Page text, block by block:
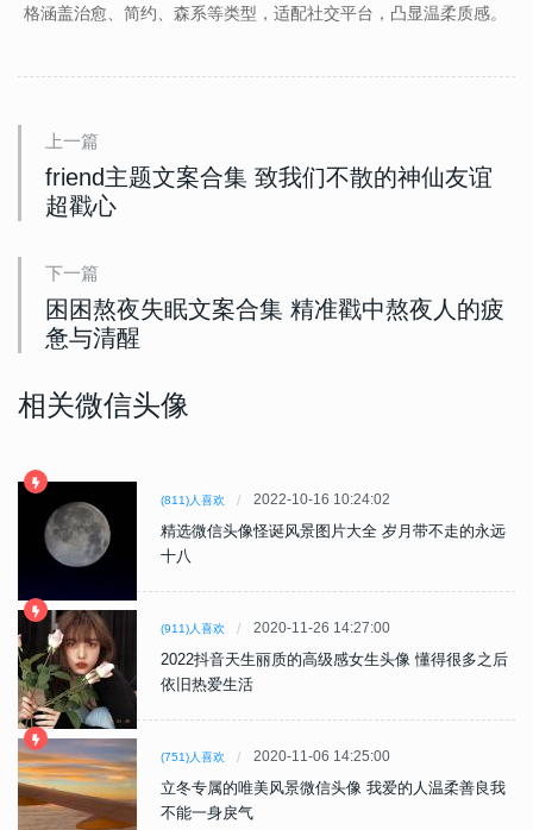
格涵盖治愈、简约、森系等类型，适配社交平台，凸显温柔质感。
上一篇
friend主题文案合集 致我们不散的神仙友谊
超戳心
下一篇
困困熬夜失眠文案合集 精准戳中熬夜人的疲
惫与清醒
相关微信头像
(811)人喜欢 2022-10-16 10:24:02
精选微信头像怪诞风景图片大全 岁月带不走的永远
十八
(911)人喜欢 2020-11-26 14:27:00
2022抖音天生丽质的高级感女生头像 懂得很多之后
依旧热爱生活
(751)人喜欢 2020-11-06 14:25:00
立冬专属的唯美风景微信头像 我爱的人温柔善良我
不能一身戾气